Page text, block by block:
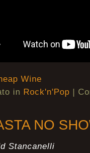
Wine
in Rock'n'Pop |
NO
Stancanelli